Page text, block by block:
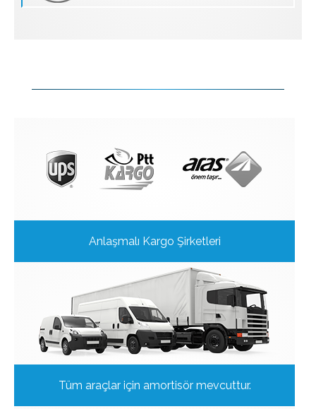
Anlaşmalı Kargo Şirketleri
Tüm araçlar için amortisör mevcuttur.